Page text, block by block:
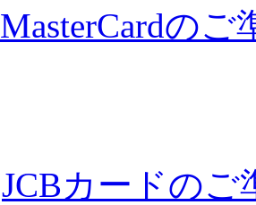
MasterCardのご
JCBカードのご